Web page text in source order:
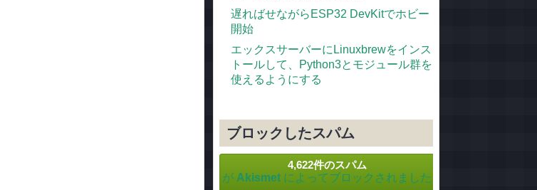
遅ればせながらESP32 DevKitでホビー
開始
エックスサーバーにLinuxbrewをインス
トールして、Python3とモジュール群を
使えるようにする
ブロックしたスパム
4,622件のスパム
が Akismet によってブロックされました